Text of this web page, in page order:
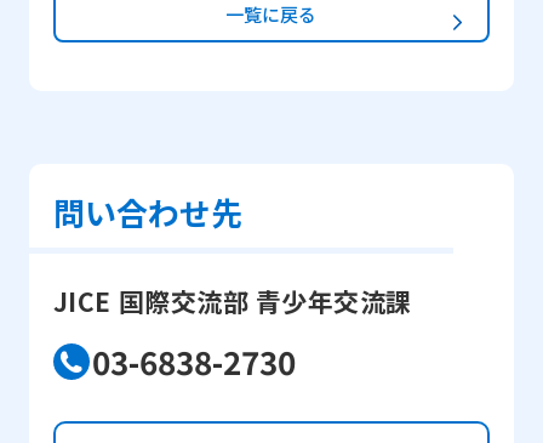
一覧に戻る
問い合わせ先
JICE 国際交流部 青少年交流課
03-6838-2730